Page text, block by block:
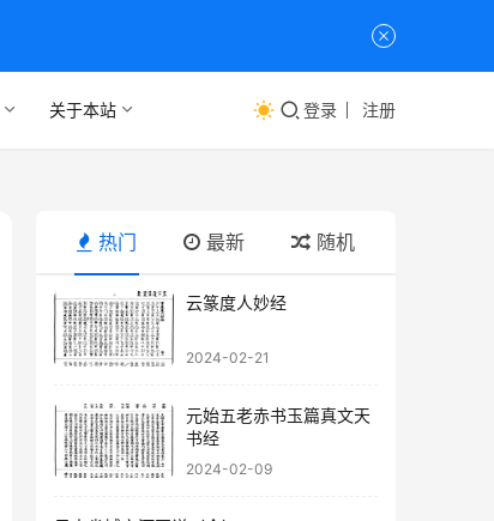
关于本站 登录 注册
热门 最新 随机
云篆度人妙经
2024-02-21
元始五老赤书玉篇真文天
书经
2024-02-09